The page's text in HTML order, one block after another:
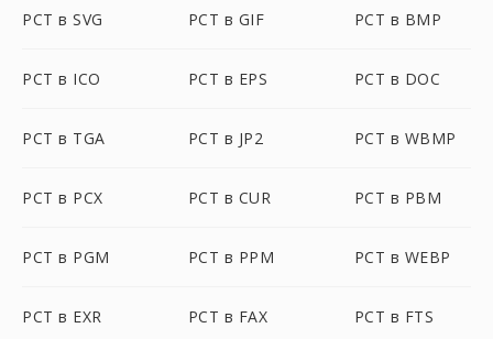
PCT в SVG PCT в GIF PCT в BMP
PCT в ICO PCT в EPS PCT в DOC
PCT в TGA PCT в JP2 PCT в WBMP
PCT в PCX PCT в CUR PCT в PBM
PCT в PGM PCT в PPM PCT в WEBP
PCT в EXR PCT в FAX PCT в FTS